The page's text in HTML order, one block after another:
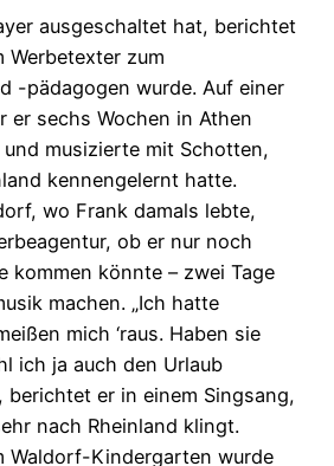
ausgeschaltet hat, berichtet
Werbetexter zum
-pädagogen wurde. Auf einer
er sechs Wochen in Athen
musizierte mit Schotten,
kennengelernt hatte.
wo Frank damals lebte,
ob er nur noch
kommen könnte – zwei Tage
machen. „Ich hatte
mich ‘raus. Haben sie
ich ja auch den Urlaub
berichtet er in einem Singsang,
nach Rheinland klingt.
Waldorf-Kindergarten wurde